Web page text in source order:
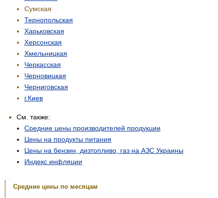
Сумская
Тернопольская
Харьковская
Херсонская
Хмельницкая
Черкасская
Черновицкая
Черниговская
г.Киев
См. также:
Средние цены производителей продукции
Цены на продукты питания
Цены на бензин, дизтопливо, газ на АЗС Украины
Индекс инфляции
Средние цены по месяцам